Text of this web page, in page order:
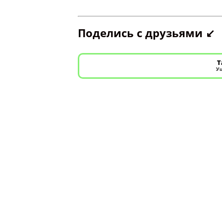
Поделись с друзьями ↙️